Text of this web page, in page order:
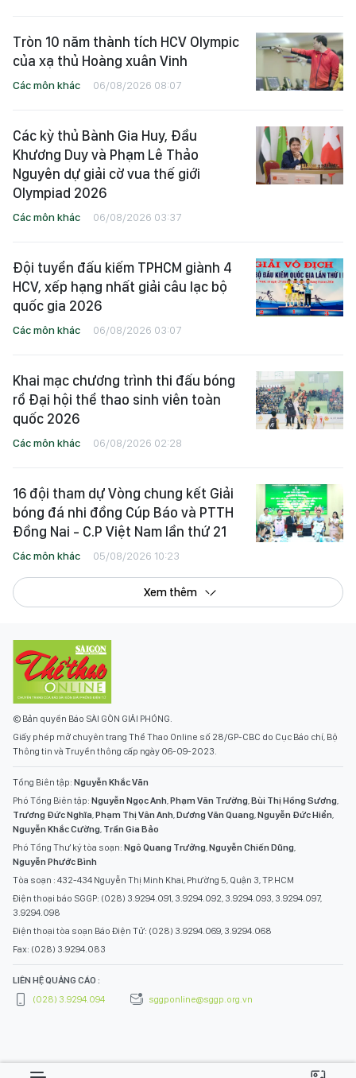
Tròn 10 năm thành tích HCV Olympic
của xạ thủ Hoàng xuân Vinh
Các môn khác 06/08/2026 08:07
Các kỳ thủ Bành Gia Huy, Đầu
Khương Duy và Phạm Lê Thảo
Nguyên dự giải cờ vua thế giới
Olympiad 2026
Các môn khác 06/08/2026 03:37
Đội tuyển đấu kiếm TPHCM giành 4
HCV, xếp hạng nhất giải câu lạc bộ
quốc gia 2026
Các môn khác 06/08/2026 03:07
Khai mạc chương trình thi đấu bóng
rổ Đại hội thể thao sinh viên toàn
quốc 2026
Các môn khác 06/08/2026 02:28
16 đội tham dự Vòng chung kết Giải
bóng đá nhi đồng Cúp Báo và PTTH
Đồng Nai - C.P Việt Nam lần thứ 21
Các môn khác 05/08/2026 10:23
Xem thêm
© Bản quyền Báo SÀI GÒN GIẢI PHÓNG.
Giấy phép mở chuyên trang Thể Thao Online số 28/GP-CBC do Cục Báo chí, Bộ
Thông tin và Truyền thông cấp ngày 06-09-2023.
Tổng Biên tập: Nguyễn Khắc Văn
Phó Tổng Biên tập: Nguyễn Ngọc Anh Phạm Văn Trường Bùi Thị Hồng Sương
Trương Đức Nghĩa Phạm Thị Vân Anh Dương Văn Quang Nguyễn Đức Hiển
Nguyễn Khắc Cường Trần Gia Bảo
Phó Tổng Thư ký tòa soạn: Ngô Quang Trưởng Nguyễn Chiến Dũng
Nguyễn Phước Bình
Tòa soạn : 432-434 Nguyễn Thị Minh Khai, Phường 5, Quận 3, TP.HCM
Điện thoại báo SGGP: (028) 3.9294.091, 3.9294.092, 3.9294.093, 3.9294.097,
3.9294.098
Điện thoại tòa soạn Báo Điện Tử: (028) 3.9294.069, 3.9294.068
Fax: (028) 3.9294.083
LIÊN HỆ QUẢNG CÁO :
(028) 3.9294.094
sggponline@sggp.org.vn